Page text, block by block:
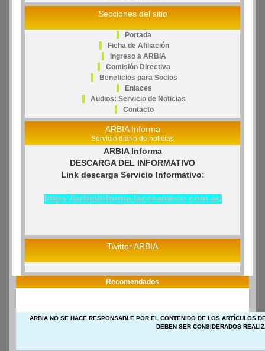
Secciones del sitio
Portada
Ficha de Afiliación
Ingreso a ARBIA
Comisión Directiva
Beneficios para Socios
Enlaces
Audios: Servicio de Noticias
Contacto
ARBIA Informa
Servicio diario de noticias
ARBIA Informa
DESCARGA DEL INFORMATIVO
Link descarga Servicio Informativo:
https://arbiainforma.lacorameco.com.ar/
Twitter ARBIA
Recomendados
ARBIA NO SE HACE RESPONSABLE POR EL CONTENIDO DE LOS ARTÍCULOS
DEBEN SER CONSIDERADOS